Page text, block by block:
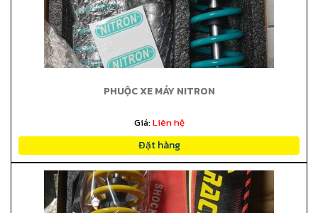
PHUỘC XE MÁY NITRON
Giá:Liên hệ
Đặt hàng